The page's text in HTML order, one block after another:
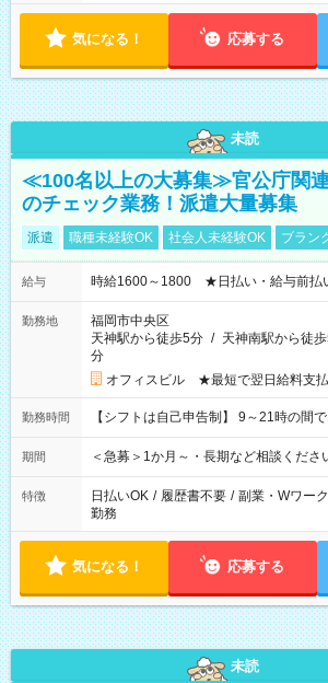
気になる！ 応募する
未読
≪100名以上の大募集≫官公庁関
のチェック業務！派遣大量募集
派遣 職種未経験OK 社会人未経験OK ブラン
給与 時給1600～1800 ★日払い・給与前払
勤務地
福岡市中央区
天神駅から徒歩5分 / 天神南駅から徒
分
オフィスビル ★最短で翌日給料支
勤務時間 【シフトは自己申告制】 9～21時の間
期間 ＜急募＞1か月～・長期など相談くださ
特徴 日払いOK / 履歴書不要 / 副業・Wワー
勤務
気になる！ 応募する
未読